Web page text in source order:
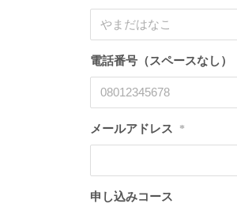
電話番号（スペースなし）
メールアドレス *
申し込みコース